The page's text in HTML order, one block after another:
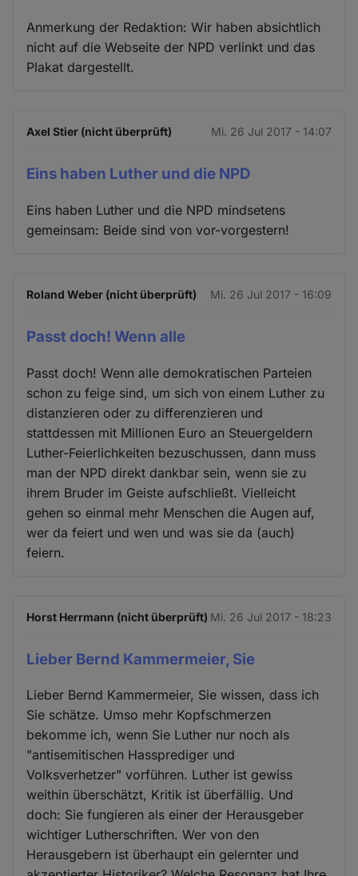
Anmerkung der Redaktion: Wir haben absichtlich
nicht auf die Webseite der NPD verlinkt und das
Plakat dargestellt.
Axel Stier (nicht überprüft) Mi. 26 Jul 2017 - 14:07
Eins haben Luther und die NPD
Eins haben Luther und die NPD mindsetens
gemeinsam: Beide sind von vor-vorgestern!
Roland Weber (nicht überprüft) Mi. 26 Jul 2017 - 16:09
Passt doch! Wenn alle
Passt doch! Wenn alle demokratischen Parteien
schon zu feige sind, um sich von einem Luther zu
distanzieren oder zu differenzieren und
stattdessen mit Millionen Euro an Steuergeldern
Luther-Feierlichkeiten bezuschussen, dann muss
man der NPD direkt dankbar sein, wenn sie zu
ihrem Bruder im Geiste aufschließt. Vielleicht
gehen so einmal mehr Menschen die Augen auf,
wer da feiert und wen und was sie da (auch)
feiern.
Horst Herrmann (nicht überprüft) Mi. 26 Jul 2017 - 18:23
Lieber Bernd Kammermeier, Sie
Lieber Bernd Kammermeier, Sie wissen, dass ich
Sie schätze. Umso mehr Kopfschmerzen
bekomme ich, wenn Sie Luther nur noch als
"antisemitischen Hassprediger und
Volksverhetzer" vorführen. Luther ist gewiss
weithin überschätzt, Kritik ist überfällig. Und
doch: Sie fungieren als einer der Herausgeber
wichtiger Lutherschriften. Wer von den
Herausgebern ist überhaupt ein gelernter und